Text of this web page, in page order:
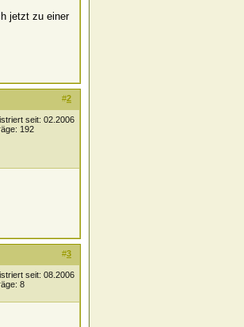
jetzt zu einer
#2
seit: 02.2006
192
#3
seit: 08.2006
8